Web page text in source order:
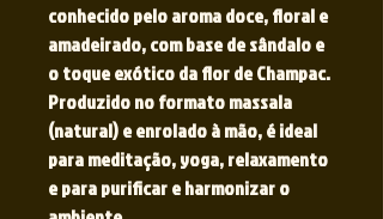
conhecido pelo aroma doce, floral e
amadeirado, com base de sândalo e
o toque exótico da flor de Champac.
Produzido no formato massala
(natural) e enrolado à mão, é ideal
para meditação, yoga, relaxamento
e para purificar e harmonizar o